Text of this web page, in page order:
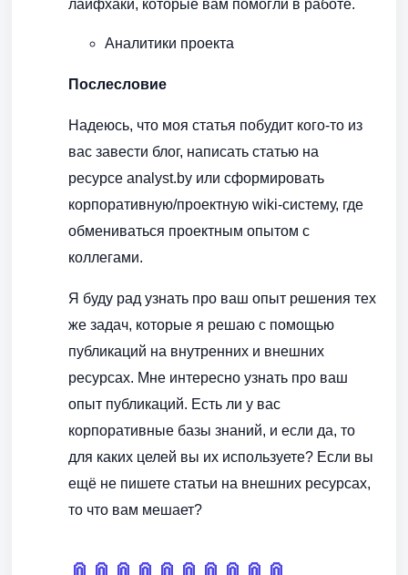
лайфхаки, которые вам помогли в работе.
Аналитики проекта
Послесловие
Надеюсь, что моя статья побудит кого-то из
вас завести блог, написать статью на
ресурсе analyst.by или сформировать
корпоративную/проектную wiki-систему, где
обмениваться проектным опытом с
коллегами.
Я буду рад узнать про ваш опыт решения тех
же задач, которые я решаю с помощью
публикаций на внутренних и внешних
ресурсах. Мне интересно узнать про ваш
опыт публикаций. Есть ли у вас
корпоративные базы знаний, и если да, то
для каких целей вы их используете? Если вы
ещё не пишете статьи на внешних ресурсах,
то что вам мешает?